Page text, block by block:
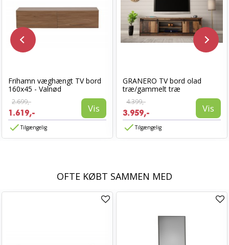
Frihamn væghængt TV bord
160x45 - Valnød
2.699,-
1.619,- Vis
Tilgængelig
GRANERO TV bord olad
træ/gammelt træ
4.399,-
3.959,- Vis
Tilgængelig
OFTE KØBT SAMMEN MED